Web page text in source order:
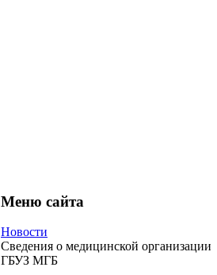
Меню сайта
Новости
Сведения о медицинской организации
ГБУЗ МГБ